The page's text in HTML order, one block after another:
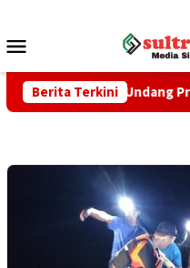
konten
Mobile
Berita Terkini
Marine, Undang Presiden